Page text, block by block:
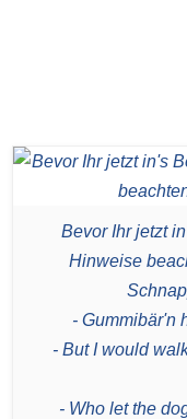
Bevor Ihr jetzt
Hinweise
- Gummibär'n
- But I would
- Who let the